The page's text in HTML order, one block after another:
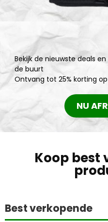
Bekijk de nieuwste deals
de buurt
Ontvang tot 25% korting
NU
Koop best
Best verkopende